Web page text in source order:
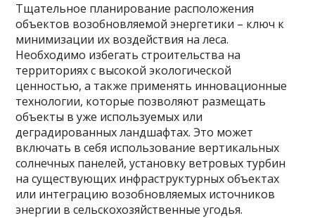
Тщательное планирование расположения
объектов возобновляемой энергетики – ключ к
минимизации их воздействия на леса.
Необходимо избегать строительства на
территориях с высокой экологической
ценностью, а также применять инновационные
технологии, которые позволяют размещать
объекты в уже используемых или
деградированных ландшафтах. Это может
включать в себя использование вертикальных
солнечных панелей, установку ветровых турбин
на существующих инфраструктурных объектах
или интеграцию возобновляемых источников
энергии в сельскохозяйственные угодья.